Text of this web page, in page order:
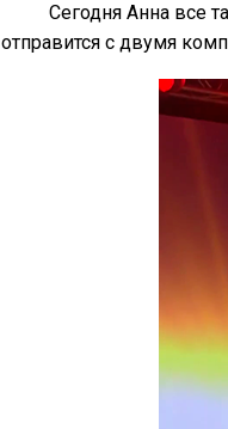
Сегодня Анна все
отправится с двумя